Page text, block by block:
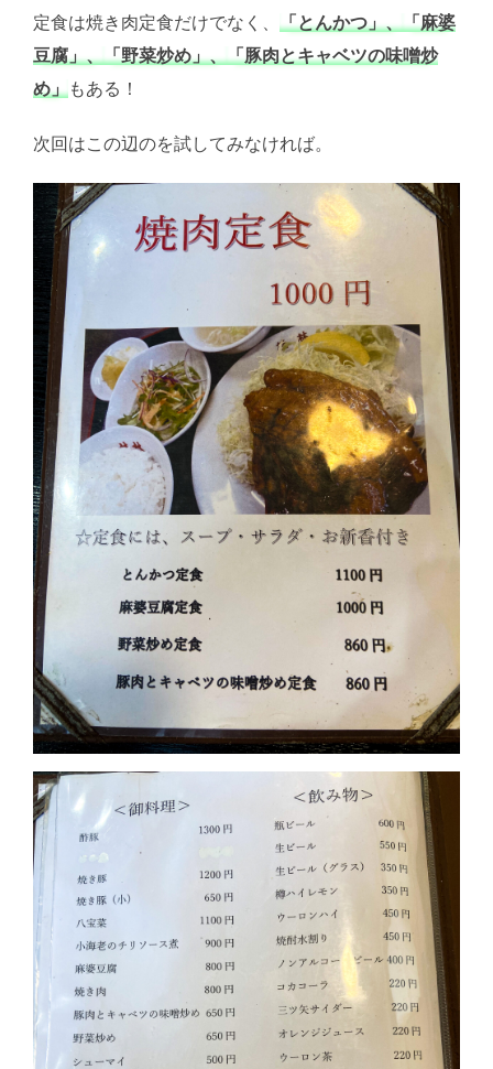
定食は焼き肉定食だけでなく、 「とんかつ」、「麻婆
豆腐」、「野菜炒め」、「豚肉とキャベツの味噌炒
め」もある！
次回はこの辺のを試してみなければ。